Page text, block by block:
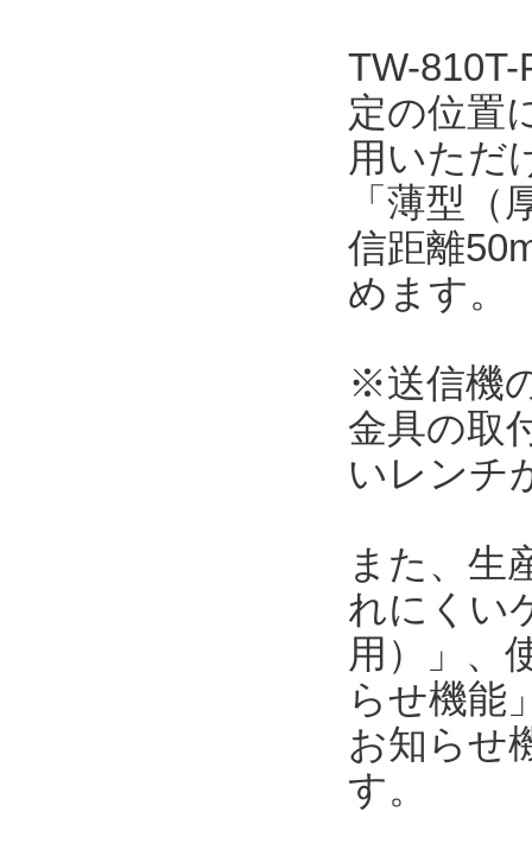
TW-
定の位置
用いただ
「薄型
信距離
めます。
※送信機
金具の取
いレンチ
また、生
れにくい
用）」、
らせ機能
お知らせ
す。